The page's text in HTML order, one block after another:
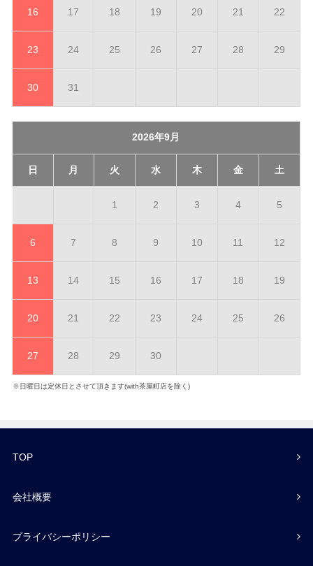
16 17 18 19 20 21 22
23 24 25 26 27 28 29
30 31
2026年9月
日 月 火 水 木 金 土
1 2 3 4 5
6 7 8 9 10 11 12
13 14 15 16 17 18 19
20 21 22 23 24 25 26
27 28 29 30
※日曜日は定休日とさせて頂きます(with茶屋町店を除く)
TOP
会社概要
プライバシーポリシー